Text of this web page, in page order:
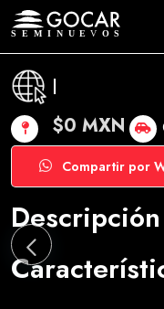
|
$0 MXN
Compartir por
Descripción